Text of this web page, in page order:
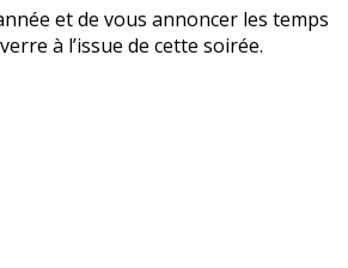
et de vous annoncer les temps
à l’issue de cette soirée.